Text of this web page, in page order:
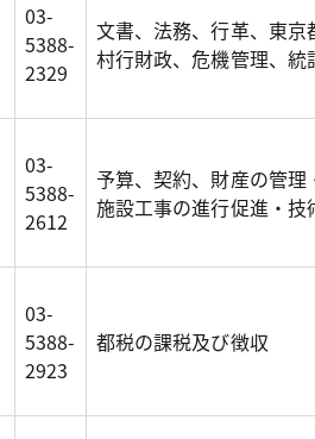
03-
5388-
2329
文書、法務、行革、東
村行財政、危機管理、統
03-
5388-
2612
予算、契約、財産の管
施設工事の進行促進・技
03-
5388-
2923
都税の課税及び徴収